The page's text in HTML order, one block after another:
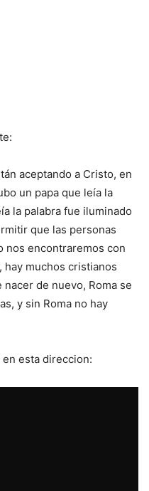
aceptando a Cristo, en
un papa que leía la
la palabra fue iluminado
que las personas
nos encontraremos con
hay muchos cristianos
de nuevo, Roma se
y sin Roma no hay
esta direccion: